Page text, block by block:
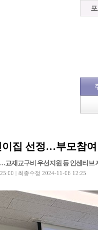
이집 선정…부모참
교재교구비 우선지원 등 인센티브
| 최종수정 2024-11-06 12:25